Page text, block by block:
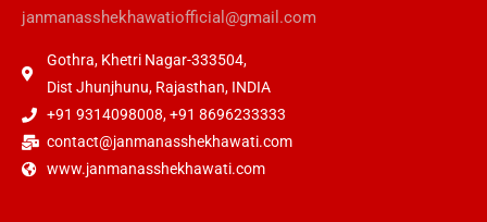
janmanasshekhawatiofficial@gmail.com
Gothra, Khetri Nagar-333504,
Dist Jhunjhunu, Rajasthan, INDIA
+91 9314098008, +91 8696233333
contact@janmanasshekhawati.com
www.janmanasshekhawati.com